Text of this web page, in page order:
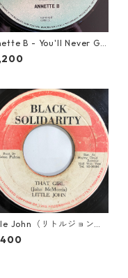
B - You'll Never Ge
Heaven【12-50058】
John（リトルジョン）
Girl 【7-20045】